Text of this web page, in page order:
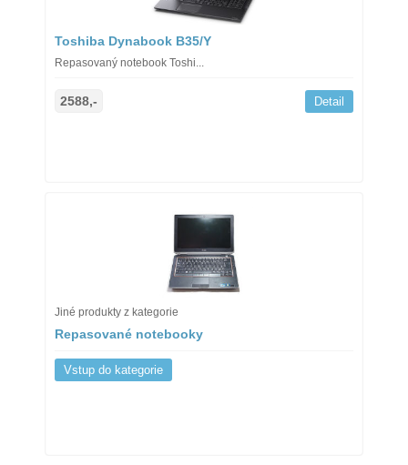
Toshiba Dynabook B35/Y
Repasovaný notebook Toshi...
2588,- Detail
Jiné produkty z kategorie
Repasované notebooky
Vstup do kategorie